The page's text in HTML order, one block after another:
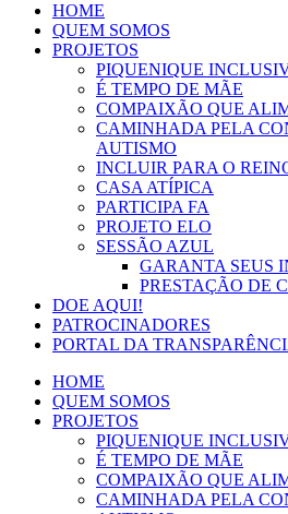
HOME
QUEM SOMOS
PROJETOS
PIQUENIQUE
É TEMPO DE MÃE
COMPAIXÃO QUE
CAMINHADA PELA
AUTISMO
INCLUIR PARA O
CASA ATÍPICA
PARTICIPA FA
PROJETO ELO
SESSÃO AZUL
GARANTA SEUS
PRESTAÇÃO DE
DOE AQUI!
PATROCINADORES
PORTAL DA
HOME
QUEM SOMOS
PROJETOS
PIQUENIQUE
É TEMPO DE MÃE
COMPAIXÃO QUE
CAMINHADA PELA